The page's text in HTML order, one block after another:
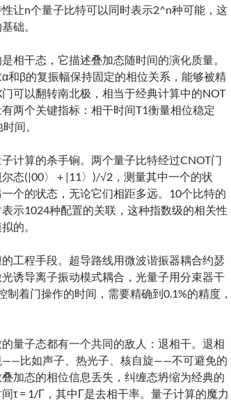
让n个量子比特可以同时表示2^n种可能，这
础。
相干态，它描述叠加态随时间的演化质量。
和β的复振幅保持固定的相位关系，能够被精
可以翻转南北极，相当于经典计算中的NOT
两个关键指标：相干时间T1衡量相位稳定
间。
计算的杀手锏。两个量子比特经过CNOT门
态(|00〉 + |11〉)/√2，测量其中一个的状
个的状态，无论它们相距多远。10个比特的
示1024种配置的关联，这种指数级的相关性
的。
工程手段。超导路线用微波谐振器耦合约瑟
诱导离子振动模式耦合，光量子用分束器干
制着门操作的时间，需要精确到0.1%的精度，
量子态都有一个共同的敌人：退相干。退相
——比如声子、热光子、核自旋——不可避免的
加态的相位信息丢失，纠缠态坍缩为经典的
τ = 1/Γ，其中Γ是去相干率。量子计算的魔力